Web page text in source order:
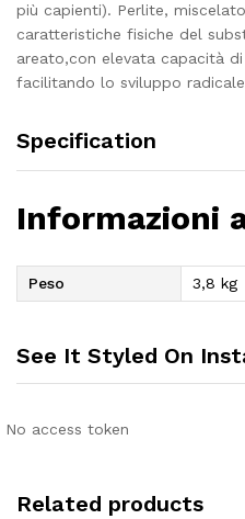
più capienti). Perlite,
caratteristiche fisiche del
areato,con elevata capacità di
facilitando lo sviluppo
Specification
Informazioni
Peso 3,8 kg
See It Styled On
No access token
Related products